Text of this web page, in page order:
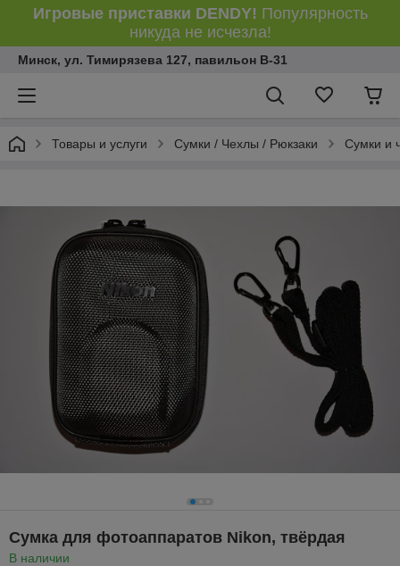
Игровые приставки DENDY! Популярность
никуда не исчезла!
Минск, ул. Тимирязева 127, павильон В-31
Товары и услуги Сумки / Чехлы / Рюкзаки Сумки и
Сумка для фотоаппаратов Nikon, твёрдая
В наличии